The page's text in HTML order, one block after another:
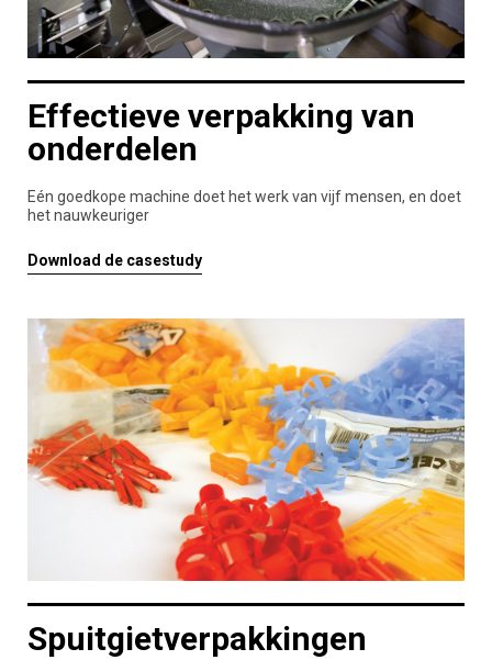
Effectieve verpakking van
onderdelen
Eén goedkope machine doet het werk van vijf mensen, en doet
het nauwkeuriger
Download de casestudy
Spuitgietverpakkingen